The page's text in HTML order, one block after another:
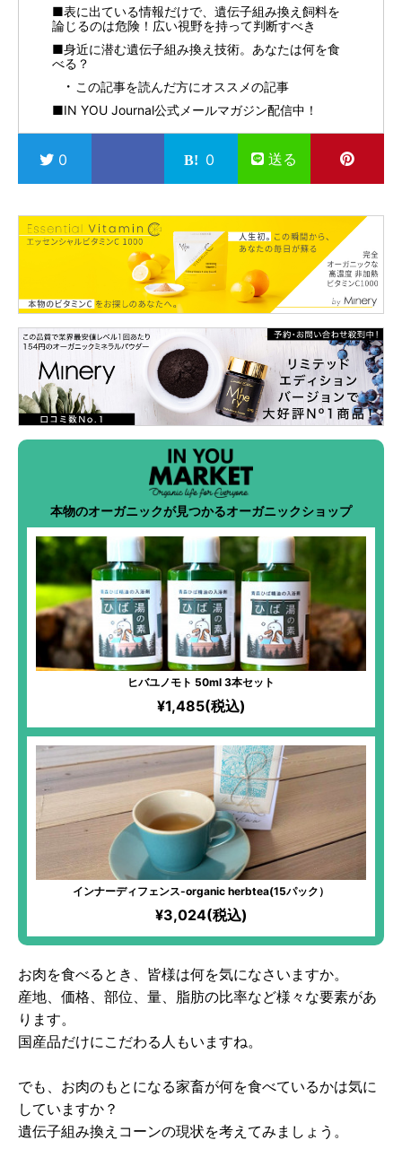
■表に出ている情報だけで、遺伝子組み換え飼料を
論じるのは危険！広い視野を持って判断すべき
■身近に潜む遺伝子組み換え技術。あなたは何を食
べる？
この記事を読んだ方にオススメの記事
■IN YOU Journal公式メールマガジン配信中！
0 0 送る
本物のオーガニックが見つかるオーガニックショップ
ヒバユノモト 50ml 3本セット
¥1,485(税込)
インナーディフェンス-organic herbtea(15パック）
¥3,024(税込)
お肉を食べるとき、皆様は何を気になさいますか。
産地、価格、部位、量、脂肪の比率など様々な要素があ
ります。
国産品だけにこだわる人もいますね。
でも、お肉のもとになる家畜が何を食べているかは気に
していますか？
遺伝子組み換えコーンの現状を考えてみましょう。